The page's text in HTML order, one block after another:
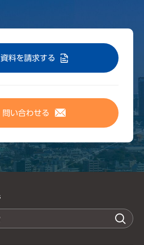
資料を請求する
問い合わせる